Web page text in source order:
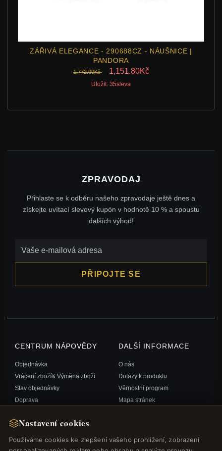
Nastavení cookies
Používáme cookies ke zlepšení vašeho prohlížení, zobrazení
ZÁŘIVÁ ELEGANCE - 290688CZ - NÁUŠNICE |
PANDORA
1,772.00Kč 1,151.80Kč
Uložit: 35sleva
ZPRAVODAJ
Přihlaste se k odběru našeho zpravodaje ještě dnes a
získejte uvítací slevový kupón v hodnotě 10 % a spoustu
dalších výhod!
PŘIPOJTE SE
CENTRUM NÁPOVĚDY
Objednávka
Vrácení zboží& Výměna zboží
Stav objednávky
Doprava
Můj účet& Odměny
Kontaktujte nás
DALŠÍ INFORMACE
O nás
Dotazy k produktu
Věrnostní program
Mapa stránek
Odhlášení z odběru zpravodaje